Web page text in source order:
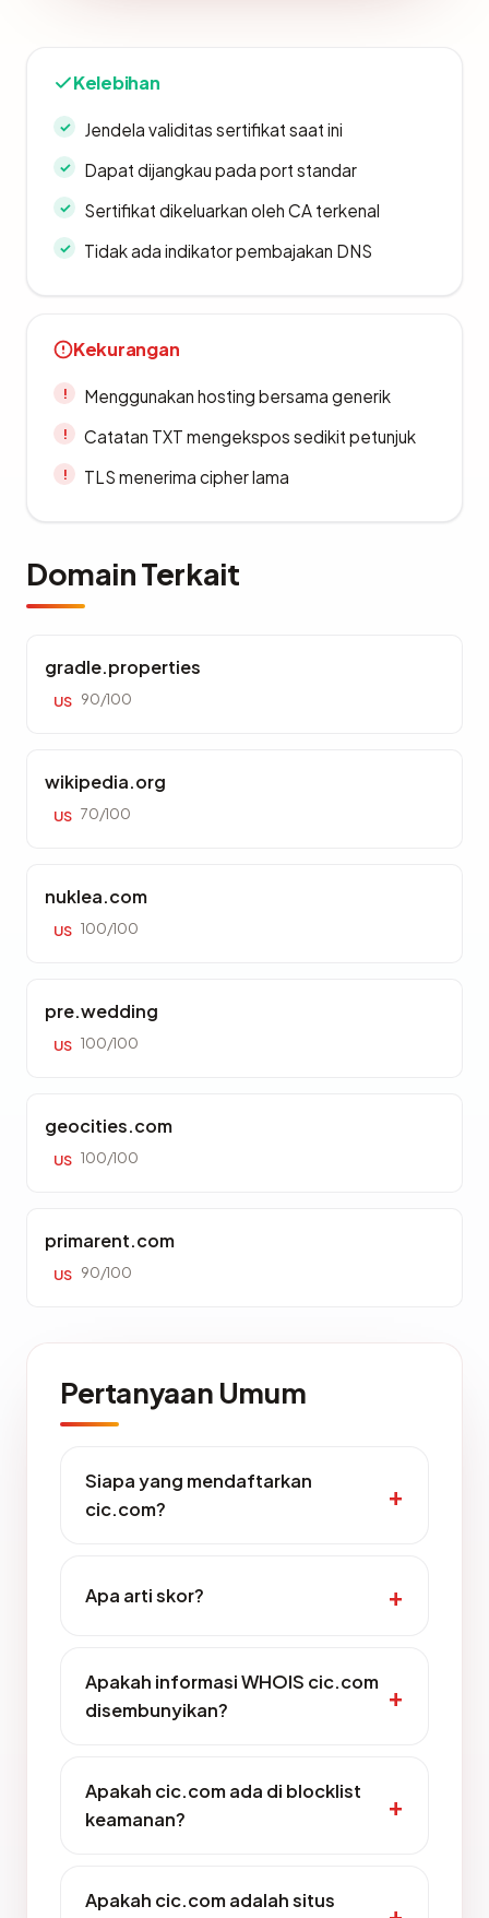
Kelebihan
Jendela validitas sertifikat saat ini
Dapat dijangkau pada port standar
Sertifikat dikeluarkan oleh CA terkenal
Tidak ada indikator pembajakan DNS
Kekurangan
Menggunakan hosting bersama generik
Catatan TXT mengekspos sedikit petunjuk
TLS menerima cipher lama
Domain Terkait
gradle.properties
US 90/100
wikipedia.org
US 70/100
nuklea.com
US 100/100
pre.wedding
US 100/100
geocities.com
US 100/100
primarent.com
US 90/100
Pertanyaan Umum
Siapa yang mendaftarkan
cic.com?
Apa arti skor?
Apakah informasi WHOIS cic.com
disembunyikan?
Apakah cic.com ada di blocklist
keamanan?
Apakah cic.com adalah situs